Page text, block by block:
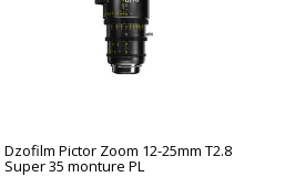
Dzofilm Pictor Zoom 12-25mm T2.8
Super 35 monture PL